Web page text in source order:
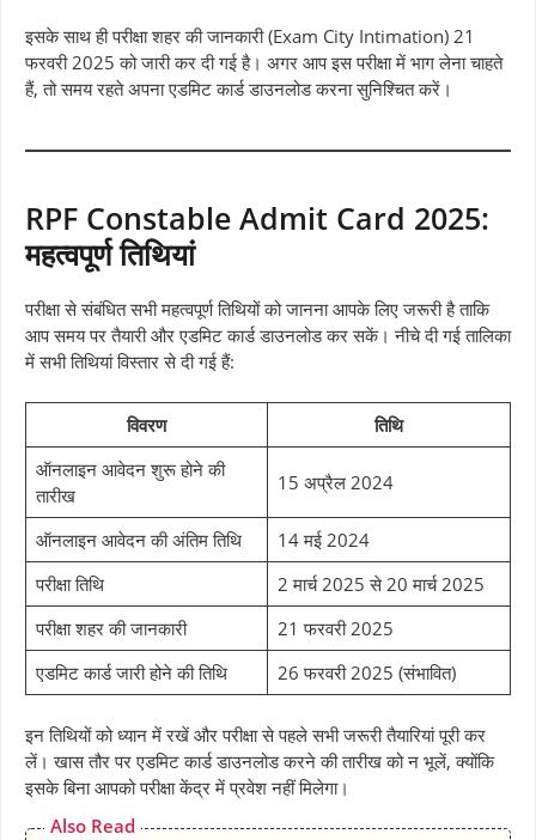
इसके साथ ही परीक्षा शहर की जानकारी (Exam City Intimation) 21
फरवरी 2025 को जारी कर दी गई है। अगर आप इस परीक्षा में भाग लेना चाहते
हैं, तो समय रहते अपना एडमिट कार्ड डाउनलोड करना सुनिश्चित करें।
RPF Constable Admit Card 2025:
महत्वपूर्ण तिथियां
परीक्षा से संबंधित सभी महत्वपूर्ण तिथियों को जानना आपके लिए जरूरी है ताकि
आप समय पर तैयारी और एडमिट कार्ड डाउनलोड कर सकें। नीचे दी गई तालिका
में सभी तिथियां विस्तार से दी गई हैं:
विवरण
तिथि
ऑनलाइन आवेदन शुरू होने की
तारीख
15 अप्रैल 2024
ऑनलाइन आवेदन की अंतिम तिथि
14 मई 2024
परीक्षा तिथि
2 मार्च 2025 से 20 मार्च 2025
परीक्षा शहर की जानकारी
21 फरवरी 2025
एडमिट कार्ड जारी होने की तिथि
26 फरवरी 2025 (संभावित)
इन तिथियों को ध्यान में रखें और परीक्षा से पहले सभी जरूरी तैयारियां पूरी कर
लें। खास तौर पर एडमिट कार्ड डाउनलोड करने की तारीख को न भूलें, क्योंकि
इसके बिना आपको परीक्षा केंद्र में प्रवेश नहीं मिलेगा।
Also Read